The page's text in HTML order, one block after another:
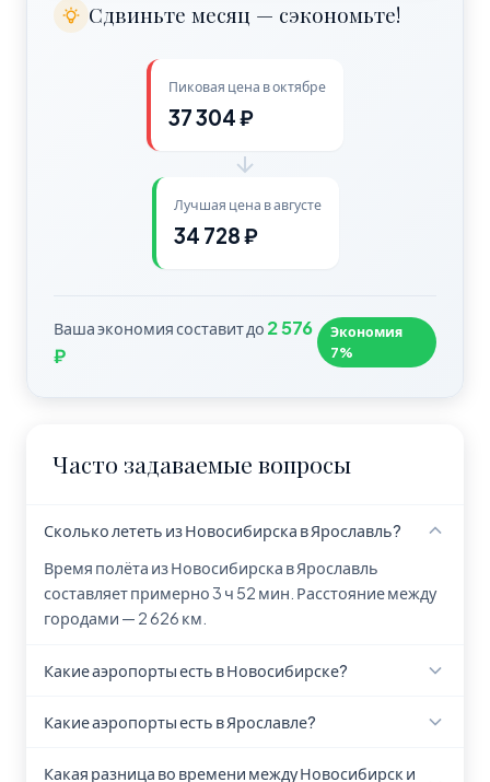
Сдвиньте месяц — сэкономьте!
Пиковая цена в октябре
37 304 ₽
Лучшая цена в августе
34 728 ₽
Ваша экономия составит до 2 576
₽
Экономия
7%
Часто задаваемые вопросы
Сколько лететь из Новосибирска в Ярославль?
Время полёта из Новосибирска в Ярославль
составляет примерно 3 ч 52 мин. Расстояние между
городами — 2 626 км.
Какие аэропорты есть в Новосибирске?
(OVB).
Какие аэропорты есть в Ярославле?
Какая разница во времени между Новосибирск и